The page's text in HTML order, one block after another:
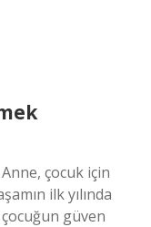
çocuk için
ilk yılında
güven